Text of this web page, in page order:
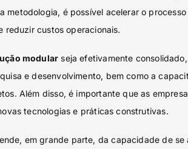
metodologia, é possível acelerar o
reduzir custos operacionais.
modular seja efetivamente
e desenvolvimento, bem como a
Além disso, é importante que as
tecnologias e práticas construtivas.
em grande parte, da capacidade de se